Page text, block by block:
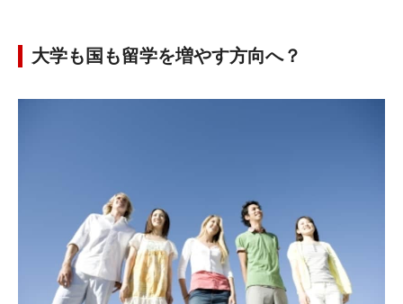
大学も国も留学を増やす方向へ？